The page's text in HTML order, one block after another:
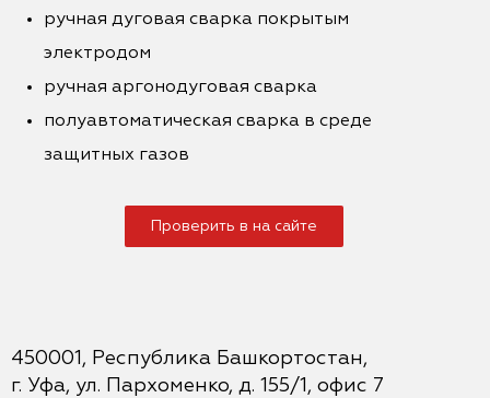
ручная дуговая сварка покрытым
электродом
ручная аргонодуговая сварка
полуавтоматическая сварка в среде
защитных газов
Проверить в на сайте
450001, Республика Башкортостан,
г. Уфа, ул. Пархоменко, д. 155/1, офис 7